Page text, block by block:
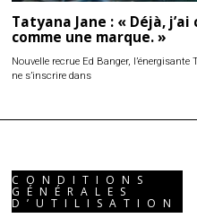
Tatyana Jane : « Déjà,
comme une marque. »
Nouvelle recrue Ed Banger,
ne s’inscrire dans
CONDITIONS
GÉNÉRALES
D’UTILISATION